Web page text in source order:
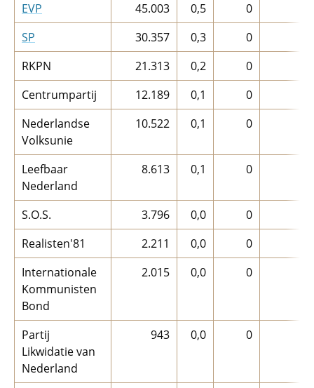
EVP
45.003 0,5
0
SP
30.357 0,3
0
RKPN
21.313 0,2
0
Centrumpartij
12.189 0,1
0
Nederlandse
Volksunie
10.522 0,1 0
Leefbaar
Nederland
8.613 0,1 0
S.O.S. 3.796 0,0
0
Realisten'81
2.211 0,0
0
Internationale
Kommunisten
Bond
2.015 0,0 0
Partij
Likwidatie van
Nederland
943 0,0 0